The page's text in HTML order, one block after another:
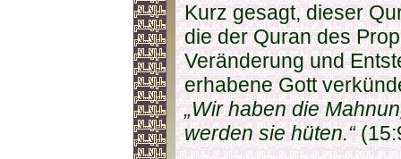
Kurz gesagt, dieser
die der Quran des
Veränderung und
erhabene Gott
„Wir haben die
werden sie hüten.“